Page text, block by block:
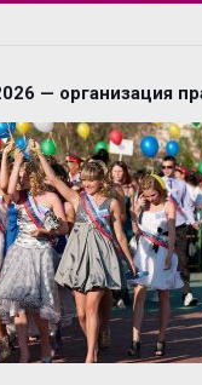
— организация